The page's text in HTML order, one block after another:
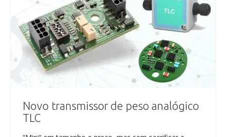
Novo transmissor de peso analógico
TLC